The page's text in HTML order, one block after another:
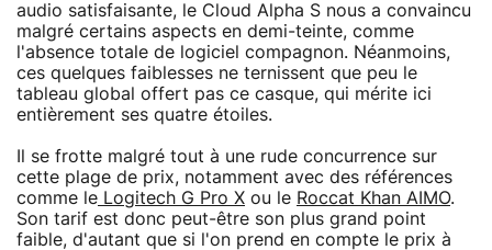
audio satisfaisante, le Cloud Alpha S nous a convaincu
malgré certains aspects en demi-teinte, comme
l'absence totale de logiciel compagnon. Néanmoins,
ces quelques faiblesses ne ternissent que peu le
tableau global offert pas ce casque, qui mérite ici
entièrement ses quatre étoiles.
Il se frotte malgré tout à une rude concurrence sur
cette plage de prix, notamment avec des références
comme le Logitech G Pro X ou le Roccat Khan AIMO.
Son tarif est donc peut-être son plus grand point
faible, d'autant que si l'on prend en compte le prix à